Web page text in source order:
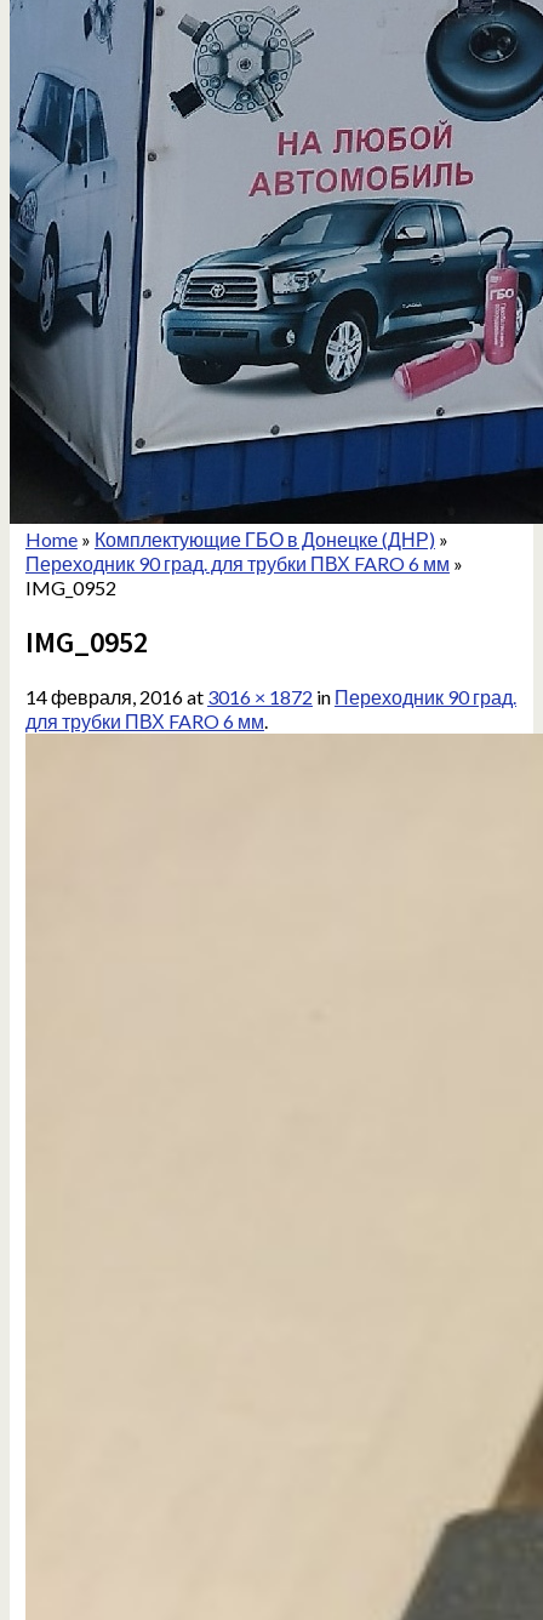
Home» Комплектующие ГБО в Донецке (ДНР)»
Переходник 90 град. для трубки ПВХ FARO 6 мм »
IMG_0952
IMG_0952
14 февраля, 2016at 3016 × 1872 in Переходник 90 град.
для трубки ПВХ FARO 6 мм.